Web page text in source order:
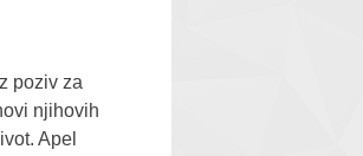
poziv za
njihovih
Apel